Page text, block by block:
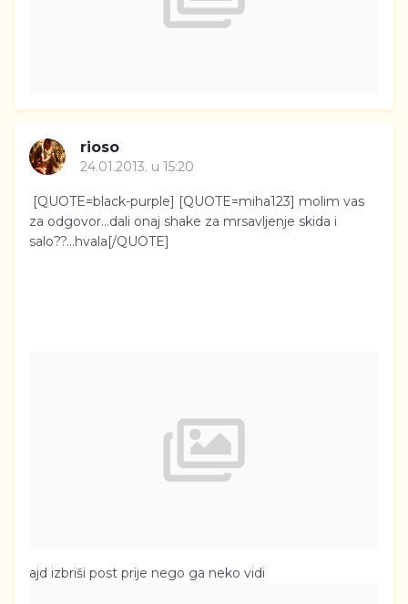
rioso
24.01.2013. u 15:20
[QUOTE=black-purple] [QUOTE=miha123] molim vas
za odgovor...dali onaj shake za mrsavljenje skida i
salo??...hvala[/QUOTE]
ajd izbriši post prije nego ga neko vidi